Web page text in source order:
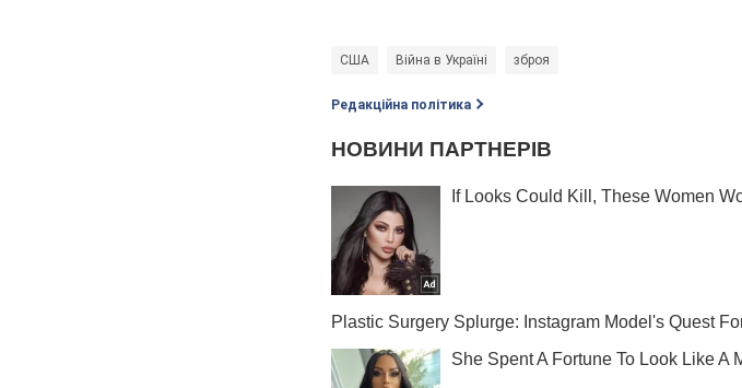
США Війна в Україні зброя
Редакційна політика